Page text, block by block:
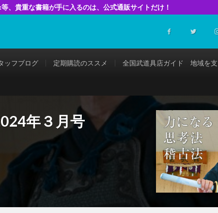
、貴重な書籍が手に入るのは、公式通販サイトだけ！
ッフブログ 定期購読のススメ 全国武道具店ガイド 地域を支
年３月号